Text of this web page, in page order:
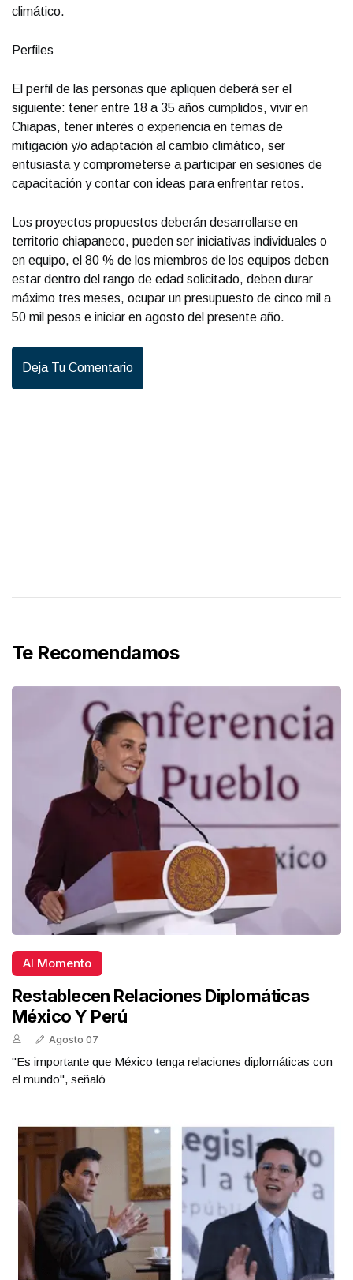
climático.
Perfiles
El perfil de las personas que apliquen deberá ser el
siguiente: tener entre 18 a 35 años cumplidos, vivir en
Chiapas, tener interés o experiencia en temas de
mitigación y/o adaptación al cambio climático, ser
entusiasta y comprometerse a participar en sesiones de
capacitación y contar con ideas para enfrentar retos.
Los proyectos propuestos deberán desarrollarse en
territorio chiapaneco, pueden ser iniciativas individuales o
en equipo, el 80 % de los miembros de los equipos deben
estar dentro del rango de edad solicitado, deben durar
máximo tres meses, ocupar un presupuesto de cinco mil a
50 mil pesos e iniciar en agosto del presente año.
Deja Tu Comentario
Te Recomendamos
Al Momento
Restablecen Relaciones Diplomáticas
México Y Perú
Agosto 07
"Es importante que México tenga relaciones diplomáticas con
el mundo", señaló